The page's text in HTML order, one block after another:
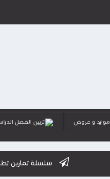
موارد و عروض تزيين الفصل
سلسلة تمارين تطبيقية